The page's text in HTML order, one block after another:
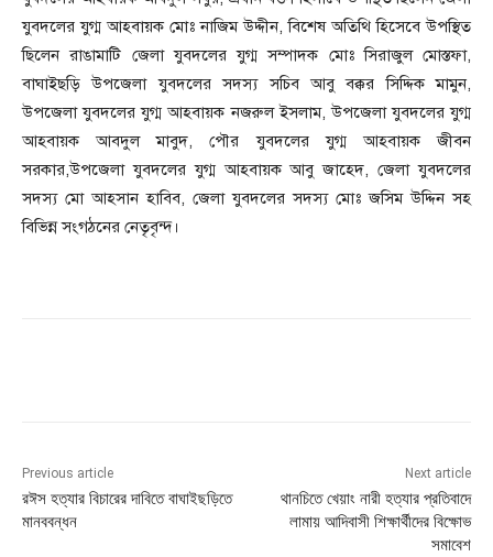
যুবদলের যুগ্ম আহবায়ক মোঃ নাজিম উদ্দীন, বিশেষ অতিথি হিসেবে উপস্থিত
ছিলেন রাঙামাটি জেলা যুবদলের যুগ্ম সম্পাদক মোঃ সিরাজুল মোস্তফা,
বাঘাইছড়ি উপজেলা যুবদলের সদস্য সচিব আবু বক্কর সিদ্দিক মামুন,
উপজেলা যুবদলের যুগ্ম আহবায়ক নজরুল ইসলাম, উপজেলা যুবদলের যুগ্ম
আহবায়ক আবদুল মাবুদ, পৌর যুবদলের যুগ্ম আহবায়ক জীবন
সরকার,উপজেলা যুবদলের যুগ্ম আহবায়ক আবু জাহেদ, জেলা যুবদলের
সদস্য মো আহসান হাবিব, জেলা যুবদলের সদস্য মোঃ জসিম উদ্দিন সহ
বিভিন্ন সংগঠনের নেতৃবৃন্দ।
Previous article
রঈস হত্যার বিচারের দাবিতে বাঘাইছড়িতে
মানববন্ধন
Next article
থানচিতে খেয়াং নারী হত্যার প্রতিবাদে
লামায় আদিবাসী শিক্ষার্থীদের বিক্ষোভ
সমাবেশ